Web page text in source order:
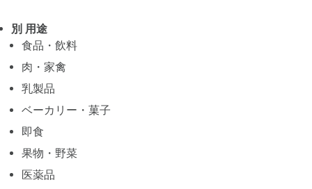
別 用途
食品・飲料
肉・家禽
乳製品
ベーカリー・菓子
即食
果物・野菜
医薬品